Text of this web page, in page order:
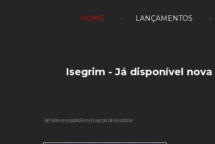
HOME LANÇAMENTOS
Isegrim - Já disponível nova
Versión en español en el cuerpo de la notícia